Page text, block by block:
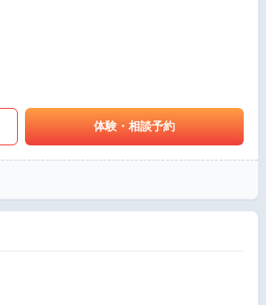
体験・相談予約